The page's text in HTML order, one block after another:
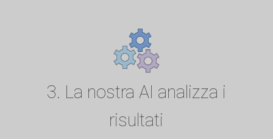
3. La nostra AI analizza i
risultati